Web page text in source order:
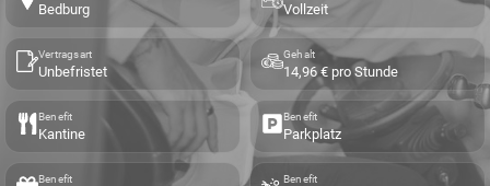
Bedburg Vollzeit
Vertragsart
Unbefristet
Gehalt
14,96 € pro Stunde
Benefit
Kantine
Benefit
Parkplatz
Benefit Benefit